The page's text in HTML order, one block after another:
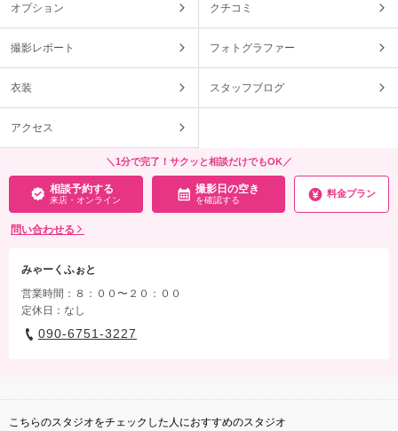
オプション クチコミ
撮影レポート フォトグラファー
衣装 スタッフブログ
アクセス
＼1分で完了！サクッと相談だけでもOK／
相談予約する
来店・オンライン
撮影日の空き
を確認する
料金プラン
問い合わせる
みゃーくふぉと
営業時間：８：００〜２０：００
定休日：なし
090-6751-3227
こちらのスタジオをチェックした人におすすめのスタジオ